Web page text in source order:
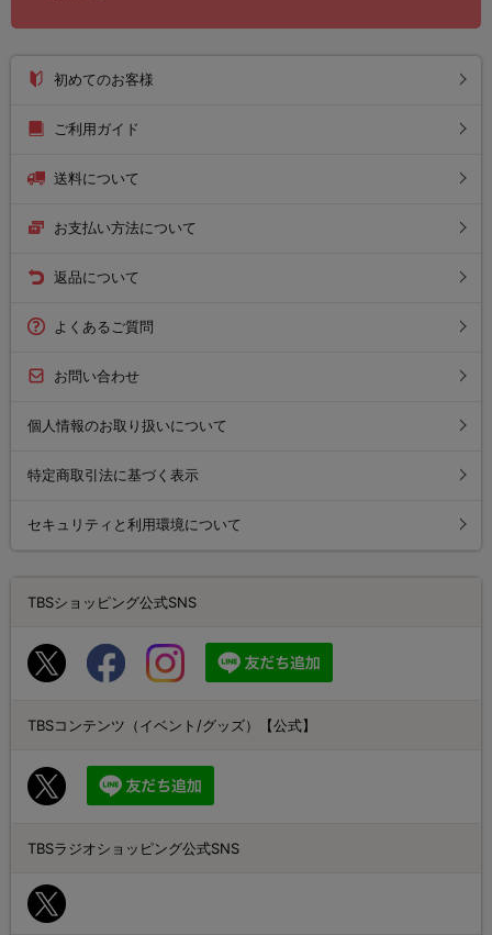
初めてのお客様
ご利用ガイド
送料について
お支払い方法について
返品について
よくあるご質問
お問い合わせ
個人情報のお取り扱いについて
特定商取引法に基づく表示
セキュリティと利用環境について
TBSショッピング公式SNS
TBSコンテンツ（イベント/グッズ）【公式】
TBSラジオショッピング公式SNS